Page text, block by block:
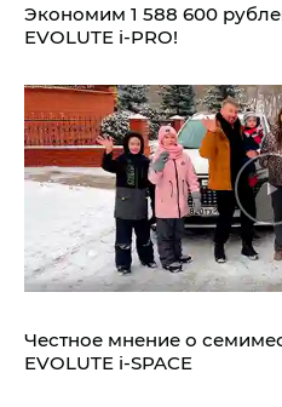
Экономим 1 588 600
EVOLUTE i‑PRO!
Честное мнение о
EVOLUTE i‑SPACE